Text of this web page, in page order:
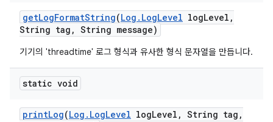
getLogFormatString(Log . LogLevel logLevel ,
String tag , String message)
기기의 'threadtime' 로그 형식과 유사한 형식 문자열을 만듭니다.
static void
printLog(Log . LogLevel logLevel , String tag ,